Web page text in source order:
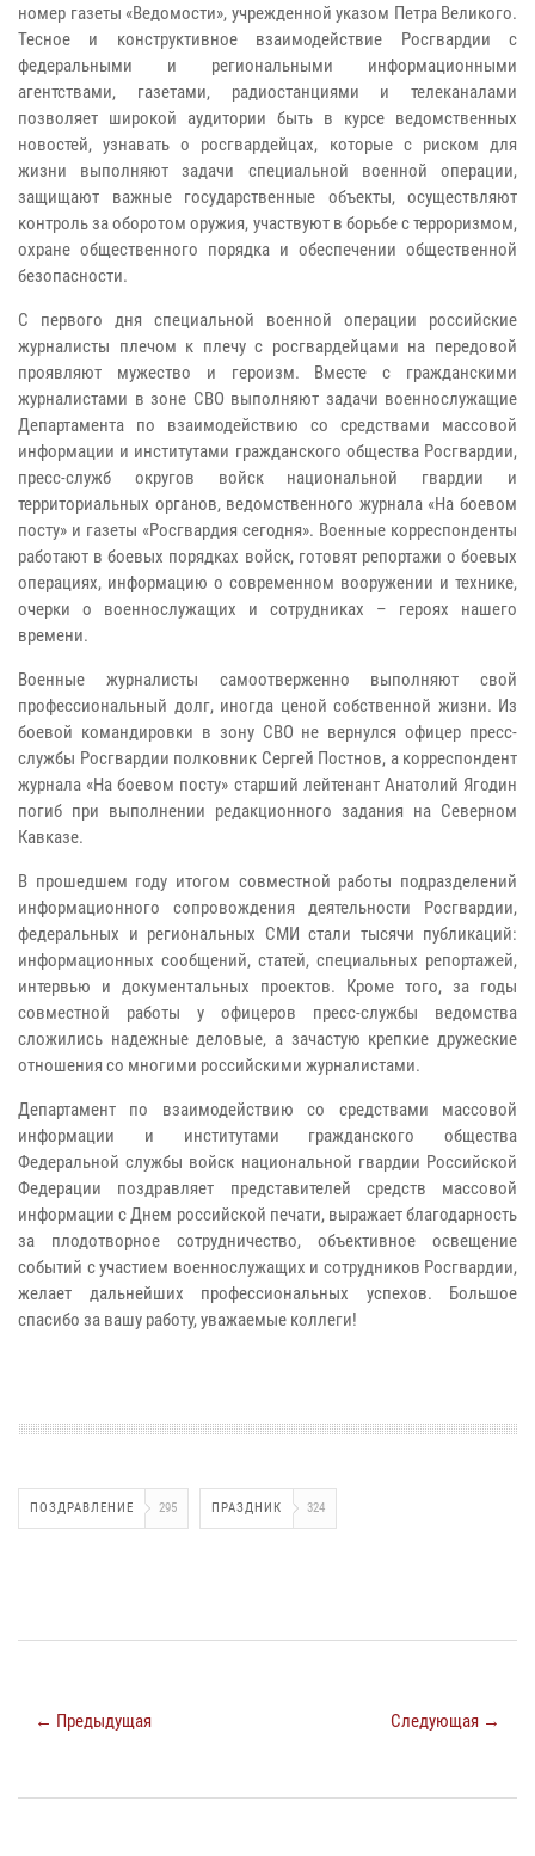
номер газеты «Ведомости», учрежденной указом Петра Великого.
Тесное и конструктивное взаимодействие Росгвардии с
федеральными и региональными информационными
агентствами, газетами, радиостанциями и телеканалами
позволяет широкой аудитории быть в курсе ведомственных
новостей, узнавать о росгвардейцах, которые с риском для
жизни выполняют задачи специальной военной операции,
защищают важные государственные объекты, осуществляют
контроль за оборотом оружия, участвуют в борьбе с терроризмом,
охране общественного порядка и обеспечении общественной
безопасности.
С первого дня специальной военной операции российские
журналисты плечом к плечу с росгвардейцами на передовой
проявляют мужество и героизм. Вместе с гражданскими
журналистами в зоне СВО выполняют задачи военнослужащие
Департамента по взаимодействию со средствами массовой
информации и институтами гражданского общества Росгвардии,
пресс-служб округов войск национальной гвардии и
территориальных органов, ведомственного журнала «На боевом
посту» и газеты «Росгвардия сегодня». Военные корреспонденты
работают в боевых порядках войск, готовят репортажи о боевых
операциях, информацию о современном вооружении и технике,
очерки о военнослужащих и сотрудниках – героях нашего
времени.
Военные журналисты самоотверженно выполняют свой
профессиональный долг, иногда ценой собственной жизни. Из
боевой командировки в зону СВО не вернулся офицер пресс-
службы Росгвардии полковник Сергей Постнов, а корреспондент
журнала «На боевом посту» старший лейтенант Анатолий Ягодин
погиб при выполнении редакционного задания на Северном
Кавказе.
В прошедшем году итогом совместной работы подразделений
информационного сопровождения деятельности Росгвардии,
федеральных и региональных СМИ стали тысячи публикаций:
информационных сообщений, статей, специальных репортажей,
интервью и документальных проектов. Кроме того, за годы
совместной работы у офицеров пресс-службы ведомства
сложились надежные деловые, а зачастую крепкие дружеские
отношения со многими российскими журналистами.
Департамент по взаимодействию со средствами массовой
информации и институтами гражданского общества
Федеральной службы войск национальной гвардии Российской
Федерации поздравляет представителей средств массовой
информации с Днем российской печати, выражает благодарность
за плодотворное сотрудничество, объективное освещение
событий с участием военнослужащих и сотрудников Росгвардии,
желает дальнейших профессиональных успехов. Большое
спасибо за вашу работу, уважаемые коллеги!
ПОЗДРАВЛЕНИЕ 295 ПРАЗДНИК 324
← Предыдущая Следующая →